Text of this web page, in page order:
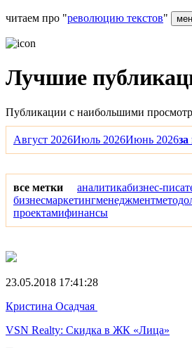
читаем про "революцию текстов"
Лучшие
Публикации с наибольшими
Август 2026Июль 2026Июнь 2026
все метки аналитикабизнес-
бизнесмаркетингменеджмент
проектамифинансы
23.05.2018 17:41:28
Кристина Осадчая
VSN Realty: Скидка в ЖК «Лица»